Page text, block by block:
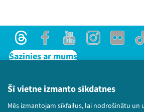
Šī vietne izmanto sīkdatnes
Mēs izmantojam sīkfailus, lai nodrošinātu
ThreadsFacebookYoutubeInstagram
Flick
Sazinies ar mums
Lietošanas noteikumi un sīkdatņu
Bērnu aizsardzības politika